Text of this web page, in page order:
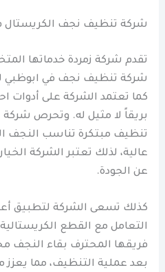
شركة تنظيف نجف الكريستال
تقدم شركة زمردة خدماتها
شركة تنظيف نجف في ابوظبي
كما تعتمد الشركة على أدوات
بريقاً لا مثيل له. وتحرص شركة
تنظيف مبتكرة تناسب النجف
عالية، لذلك تعتبر الشركة
عن الجودة.
كذلك تسعى الشركة لتطبيق
التعامل مع القطع
فريقها المحترف بقاء النجف
بعد عملية التنظيف، مما